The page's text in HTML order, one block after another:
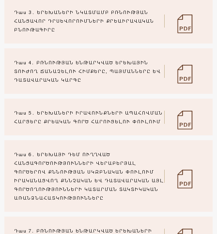
Դաս 3․ ԵՐԵԽԱՆԵՐԻ ՆԿԱՏՄԱՄԲ ԲՌՆՈՒԹՅԱՆ
ՀԱՆՑԱՎՈՐ ԴՐՍԵՎՈՐՈՒՄՆԵՐԻ ՔՐԵԱԻՐԱՎԱԿԱՆ
ԲՆՈՒԹԱԳԻՐԸ
Դաս 4․ ԲՌՆՈՒԹՅԱՆ ԵՆԹԱՐԿՎԱԾ ԵՐԵԽԱՅԻՆ
ՏՈՒԺՈՂ ՃԱՆԱՉԵԼՈՒ ՀԻՄՔԵՐԸ, ՊԱՅՄԱՆՆԵՐԸ ԵՎ
ԴԱՏԱՎԱՐԱԿԱՆ ԿԱՐԳԸ
Դաս 5․ ԵՐԵԽԱՆԵՐԻ ԻՐԱՎՈՒՆՔՆԵՐԻ ԱՊԱՀՈՎՄԱՆ
ՀԱՐՑԵՐԸ ՔՐԵԱԿԱՆ ԳՈՐԾ ՀԱՐՈՒՑԵԼՈՒ ՓՈՒԼՈՒՄ
Դաս 6․ ԵՐԵԽԱՅԻ ԴԵՄ ՈՒՂՂՎԱԾ
ՀԱՆՑԱԳՈՐԾՈՒԹՅՈՒՆՆԵՐԻ ՎԵՐԱԲԵՐՅԱԼ
ԳՈՐԾԵՐՈՎ ՔՆՆՈՒԹՅԱՆ ՍԿԶԲՆԱԿԱՆ ՓՈՒԼՈՒՄ
ԻՐԱԿԱՆԱՑՎՈՂ ՔՆՆՉԱԿԱՆ ԵՎ ԴԱՏԱՎԱՐԱԿԱՆ ԱՅԼ
ԳՈՐԾՈՂՈՒԹՅՈՒՆՆԵՐԻ ԿԱՏԱՐՄԱՆ ՏԱԿՏԻԿԱԿԱՆ
ԱՌԱՆՁՆԱՀԱՏԿՈՒԹՅՈՒՆՆԵՐԸ
Դաս 7․ ԲՌՆՈՒԹՅԱՆ ԵՆԹԱՐԿՎԱԾ ԵՐԵԽԱՆԵՐԻ